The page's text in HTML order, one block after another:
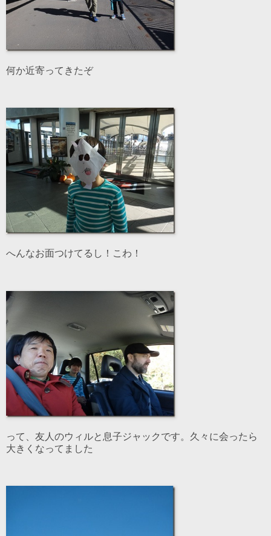
何か近寄ってきたぞ
へんなお面つけてるし！こわ！
って、友人のウィルと息子ジャックです。久々に会ったら
大きくなってました